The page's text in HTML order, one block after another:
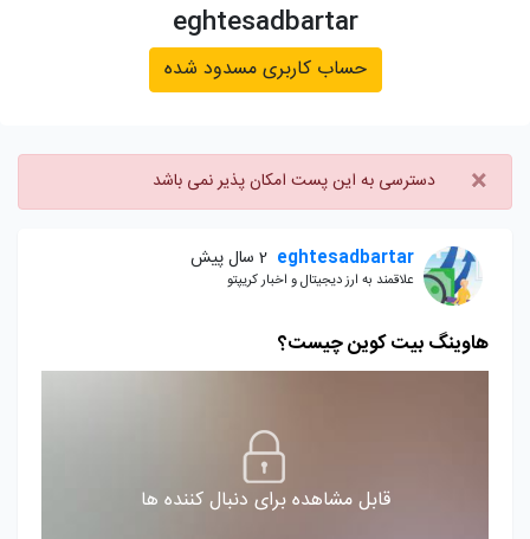
eghtesadbartar
حساب کاربری مسدود شده
× دسترسی به این پست امکان پذیر نمی باشد
eghtesadbartar 2 سال پیش
علاقمند به ارز دیجیتال و اخبار کریپتو
هاوینگ بیت کوین چیست؟
قابل مشاهده برای دنبال کننده ها